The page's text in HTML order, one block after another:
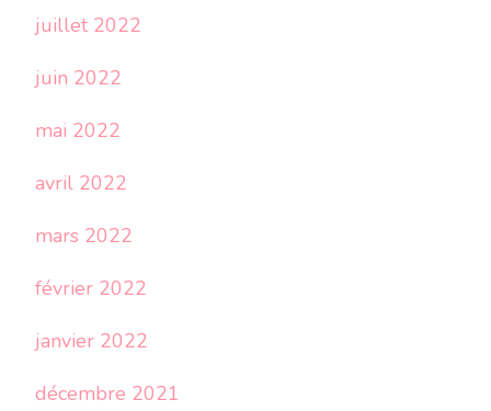
juillet 2022
juin 2022
mai 2022
avril 2022
mars 2022
février 2022
janvier 2022
décembre 2021